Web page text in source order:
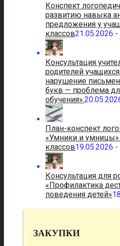
Конспект
развитию навыка
предложения у
классов21.05.2026 -
Консультация
родителей
нарушение
букв — проблема
обучения».
План-конспект
«Умники и
классов19.05.2026 -
Консультация для
«Профилактика
поведения детей»
ЗАКУПКИ